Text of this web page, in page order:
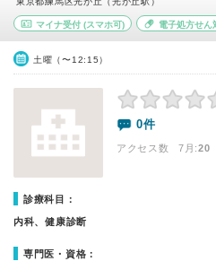
マイナ受付 (スマホ可) 電子処方せん
土曜（〜12:15）
0件
アクセス数 7月:20
診療科目：
内科、健康診断
専門医・資格：